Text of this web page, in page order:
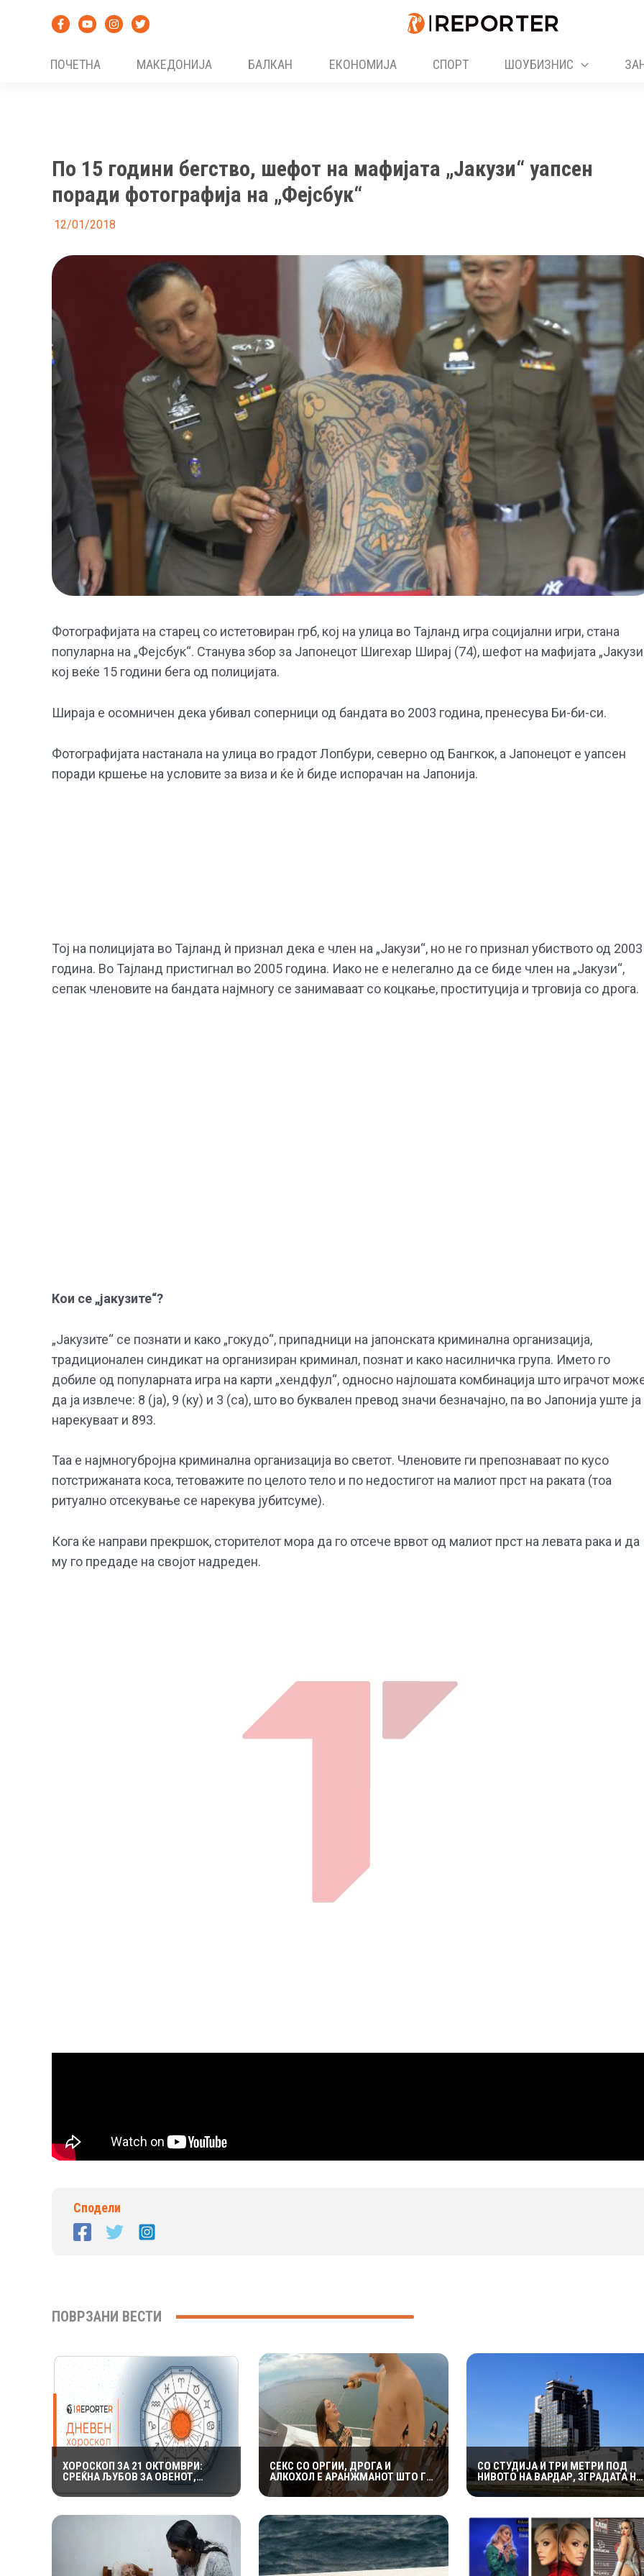
ПОЧЕТНА
МАКЕДОНИЈА БАЛКАН ЕКОНОМИЈА СПОРТ ШОУБИЗНИС
По 15 години бегство, шефот на мафијата „Јакузи“ уапсен
поради фотографија на „Фејсбук“
12/01/2018
Фотографијата на старец со истетовиран грб, кој на улица во Тајланд игра социјални игри, стана
популарна на „Фејсбук“. Станува збор за Јапонецот Шигехар Ширај (74), шефот на мафијата
кој веќе 15 години бега од полицијата.
Шираја е осомничен дека убивал соперници од бандата во 2003 година, пренесува Би-би-си.
Фотографијата настанала на улица во градот Лопбури, северно од Бангкок, а Јапонецот е уапсен
поради кршење на условите за виза и ќе ѝ биде испорачан на Јапонија.
Тој на полицијата во Тајланд ѝ признал дека е член на „Јакузи“, но не го признал убиството од 2003
година. Во Тајланд пристигнал во 2005 година. Иако не е нелегално да се биде член на „Јакузи“,
сепак членовите на бандата најмногу се занимаваат со коцкање, проституција и трговија со дрога.
Кои се „јакузите“?
„Јакузите“ се познати и како „гокудо“, припадници на јапонската криминална организација,
традиционален синдикат на организиран криминал, познат и како насилничка група. Името го
добиле од популарната игра на карти „хендфул“, односно најлошата комбинација што играчот
да ја извлече: 8 (ја), 9 (ку) и 3 (са), што во буквален превод значи безначајно, па во Јапонија уште ја
нарекуваат и 893.
Таа е најмногубројна криминална организација во светот. Членовите ги препознаваат по кусо
потстрижаната коса, тетоважите по целото тело и по недостигот на малиот прст на раката (тоа
ритуално отсекување се нарекува јубитсуме).
Кога ќе направи прекршок, сторителот мора да го отсече врвот од малиот прст на левата рака и да
му го предаде на својот надреден.
Сподели
ПОВРЗАНИ ВЕСТИ
ХОРОСКОП ЗА 21 ОКТОМВРИ:
СРЕЌНА ЉУБОВ ЗА ОВЕНОТ,
ВОДОЛИИТЕ ГИ ОЧЕКУВААТ
ИНТЕРЕСНИ НАСТАНИ
СЕКС СО ОРГИИ, ДРОГА И
АЛКОХОЛ Е АРАНЖМАНОТ ШТО ГО
НУДИ КОЛУМБИСКИ ОСТРОВ
СО СТУДИЈА И ТРИ МЕТРИ ПОД
НИВОТО НА ВАРДАР, ЗГРАДАТА НА
МРТВ БЕШЕ МЕЃУ НАЈУБАВИТЕ ВО
ЈУГОСЛАВИЈА